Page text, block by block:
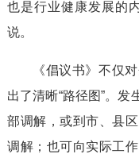
也是行业健康发展的
说。
《倡议书》不仅
出了清晰“路径图”。
部调解，或到市、县
调解；也可向实际工